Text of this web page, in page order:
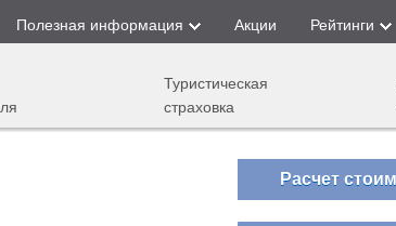
Полезная информация Акции Рейтинги
Туристическая
страховка
Расчет